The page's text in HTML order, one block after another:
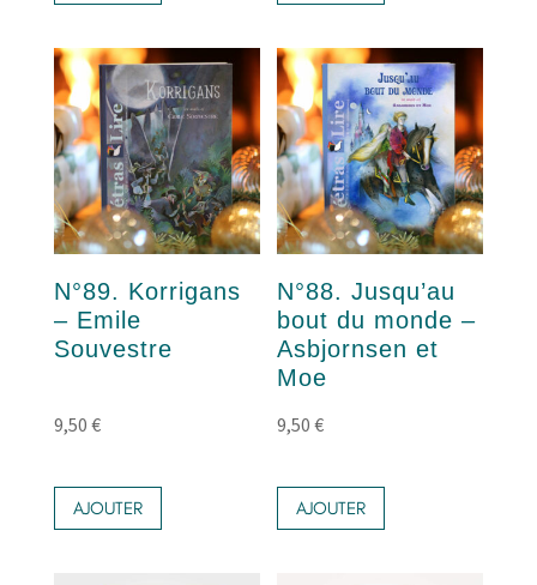
N°89. Korrigans
– Emile
Souvestre
9,50 €
AJOUTER
N°88. Jusqu’au
bout du monde –
Asbjornsen et
Moe
9,50€
AJOUTER